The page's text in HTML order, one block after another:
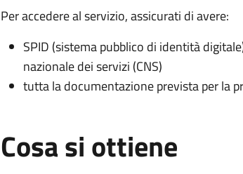
Per accedere al servizio, assicurati di avere:
SPID (sistema pubblico di identità
nazionale dei servizi (CNS)
tutta la documentazione prevista per la
Cosa si ottiene